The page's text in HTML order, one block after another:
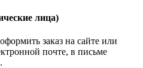
лица)
заказ на сайте или
почте, в письме